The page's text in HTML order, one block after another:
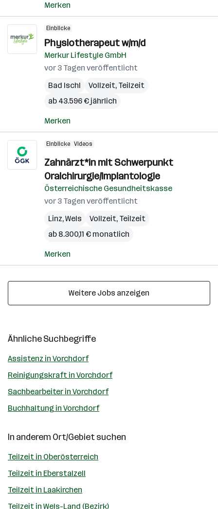
Merken
Einblicke
Physiotherapeut w/m/d
Merkur Lifestyle GmbH
vor 3 Tagen veröffentlicht
Bad Ischl
Vollzeit, Teilzeit
ab 43.596 € jährlich
Merken
Einblicke Videos
Zahnärzt*in mit Schwerpunkt
Oralchirurgie/Implantologie
Österreichische Gesundheitskasse
vor 3 Tagen veröffentlicht
Linz,Wels
Vollzeit, Teilzeit
ab 8.300,11 € monatlich
Merken
Weitere Jobs anzeigen
Ähnliche Suchbegriffe
Assistenz in Vorchdorf
Reinigungskraft in Vorchdorf
Sachbearbeiter in Vorchdorf
Buchhaltung in Vorchdorf
In anderem Ort/Gebiet suchen
Teilzeit in Oberösterreich
Teilzeit in Eberstalzell
Teilzeit in Laakirchen
Teilzeit in Wels-Land (Bezirk)